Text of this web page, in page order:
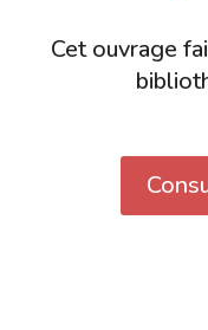
Cet ouvrage